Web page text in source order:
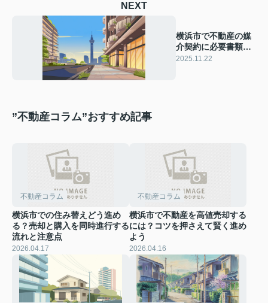
NEXT
横浜市で不動産の媒
介契約に必要書類は
何？契約前後で準備
2025.11.22
”不動産コラム”おすすめ記事
不動産コラム
横浜市での住み替えどう進め
る？売却と購入を同時進行する
流れと注意点
2026.04.17
不動産コラム
横浜市で不動産を高値売却する
には？コツを押さえて賢く進め
よう
2026.04.16